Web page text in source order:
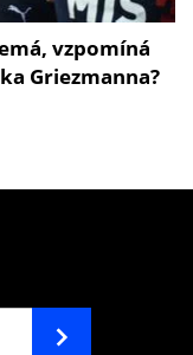
vzpomíná
Griezmanna?